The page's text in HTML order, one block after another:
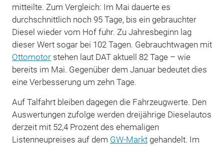
mitteilte. Zum Vergleich: Im Mai dauerte es
durchschnittlich noch 95 Tage, bis ein gebrauchter
Diesel wieder vom Hof fuhr. Zu Jahresbeginn lag
dieser Wert sogar bei 102 Tagen. Gebrauchtwagen mit
Ottomotorstehen laut DAT aktuell 82 Tage – wie
bereits im Mai. Gegenüber dem Januar bedeutet dies
eine Verbesserung um zehn Tage.
Auf Talfahrt bleiben dagegen die Fahrzeugwerte. Den
Auswertungen zufolge werden dreijährige Dieselautos
derzeit mit 52,4 Prozent des ehemaligen
Listenneupreises auf dem GW-Marktgehandelt. Im